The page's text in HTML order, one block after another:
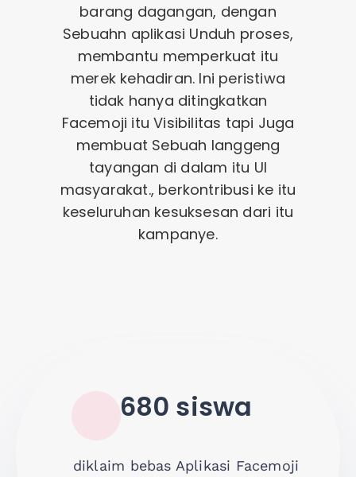
barang dagangan, dengan
Sebuahn aplikasi Unduh proses,
membantu memperkuat itu
merek kehadiran. Ini peristiwa
tidak hanya ditingkatkan
Facemoji itu Visibilitas tapi Juga
membuat Sebuah langgeng
tayangan di dalam itu UI
masyarakat., berkontribusi ke itu
keseluruhan kesuksesan dari itu
kampanye.
680 siswa
diklaim bebas Aplikasi Facemoji